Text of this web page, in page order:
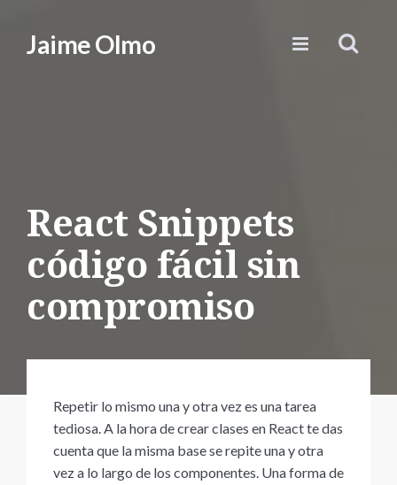
Jaime Olmo
React Snippets
código fácil sin
compromiso
Repetir lo mismo una y otra vez es una tarea
tediosa. A la hora de crear clases en React te das
cuenta que la misma base se repite una y otra
vez a lo largo de los componentes. Una forma de